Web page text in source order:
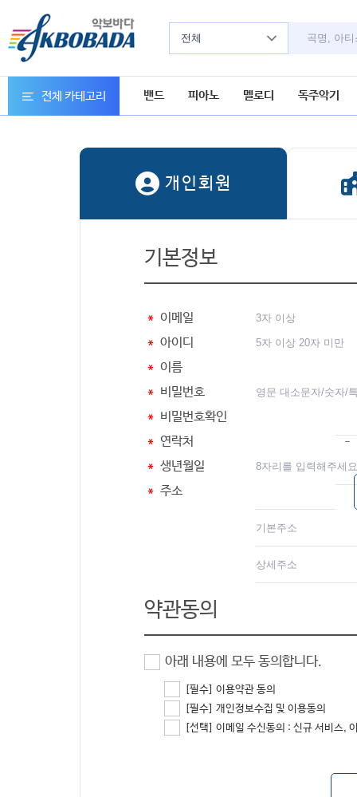
전체
전체 카테고리 밴드 피아노 멜로디 독주악기
개인회원
기본정보
＊ 이메일
＊ 아이디
＊ 이름
＊ 비밀번호
＊ 비밀번호확인
＊ 연락처 -
＊ 생년월일
＊ 주소
약관동의
아래 내용에 모두 동의합니다.
[필수] 이용약관 동의
[필수] 개인정보수집 및 이용동의
[선택] 이메일 수신동의 : 신규 서비스,